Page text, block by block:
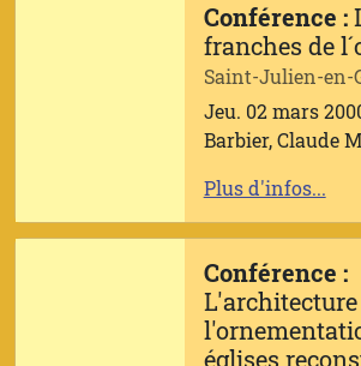
Conférence :
franches de
Saint-Julien-en-
Jeu. 02 mars
Barbier, Claude
Plus d'infos...
Conférence :
L'architecture
églises